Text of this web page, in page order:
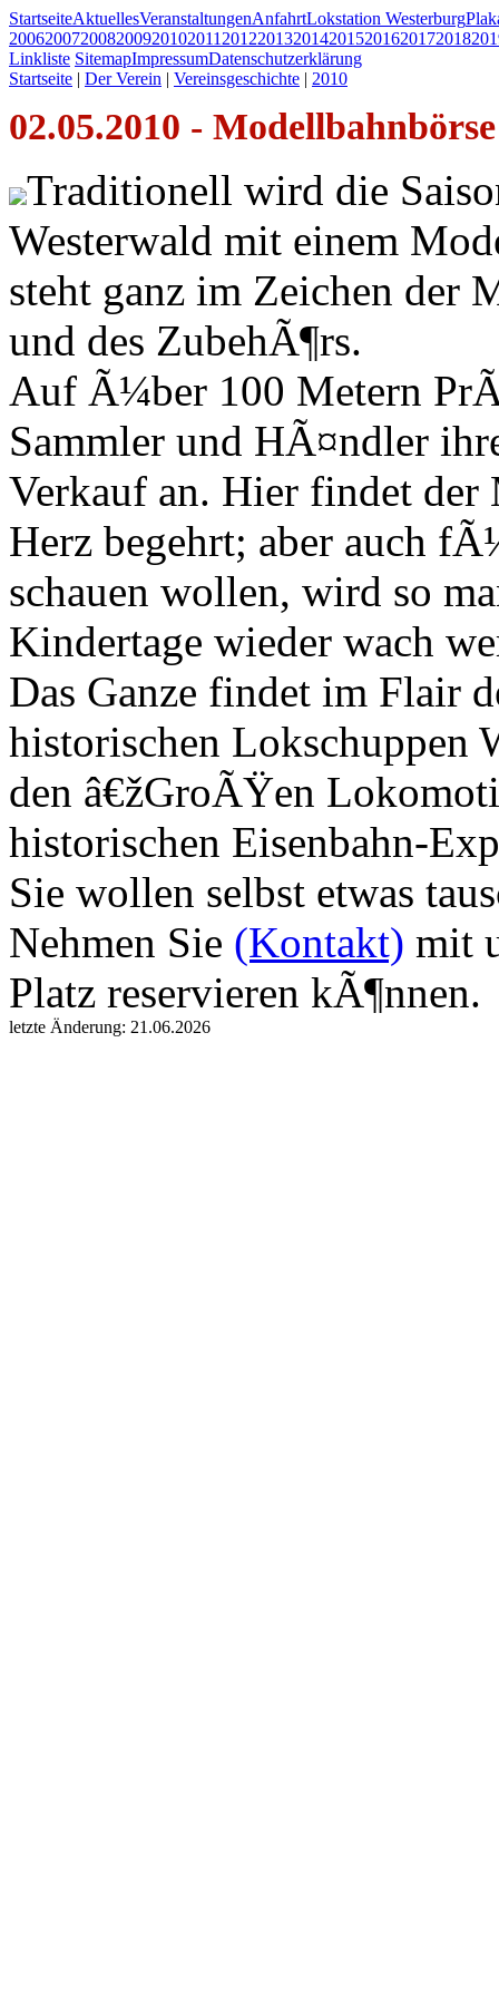
StartseiteAktuellesVeranstaltungenAnfahrtLokstation Westerburg
200620072008200920102011 2012201320142015201620172018
Linkliste SitemapImpressumDatenschutzerklärung
Startseite | Der Verein | Vereinsgeschichte | 2010
02.05.2010 -
Traditionell wird die
Westerwald mit einem
steht ganz im Zeichen der
und des ZubehÃ¶rs.
Auf Ã¼ber 100 Metern
Sammler und HÃ¤ndler
Verkauf an. Hier findet der
Herz begehrt; aber auch
schauen wollen, wird so
Kindertage wieder wach
Das Ganze findet im Flair
historischen Lokschuppen
den â€žGroÃŸen
historischen Eisenbahn-
Sie wollen selbst etwas
Nehmen Sie (Kontakt) mit
Platz reservieren kÃ¶nnen.
letzte Änderung: 21.06.2026